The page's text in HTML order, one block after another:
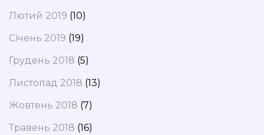
Лютий 2019 (10)
Січень 2019 (19)
Грудень 2018 (5)
Листопад 2018 (13)
Жовтень 2018 (7)
Травень 2018 (16)